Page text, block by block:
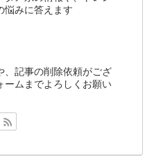
悩みに答えます
、記事の削除依頼がござ
ームまでよろしくお願い